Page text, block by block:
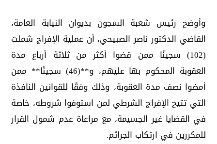
وأوضح رئيس شعبة السجون بديوان النيابة العامة،
القاضي الدكتور ناصر الصبيحي، أن عملية الإفراج شملت
(102) سجينًا ممن قضوا أكثر من ثلاثة أرباع مدة
العقوبة المحكوم بها عليهم، و**(46) سجينًا** ممن
أمضوا نصف مدة العقوبة، وذلك وفقًا للقوانين النافذة
التي تتيح الإفراج الشرطي لمن استوفوا شروطه، خاصة
في القضايا غير الجسيمة، مع مراعاة عدم شمول القرار
للمكررين في ارتكاب الجرائم.